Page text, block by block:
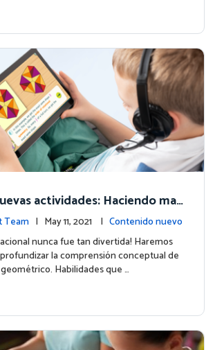
actividades: Haciendo man
Team | May 11, 2021 | Contenido nuevo
nunca fue tan divertida! Haremos
la comprensión conceptual de
Habilidades que …